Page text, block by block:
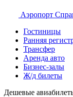
Аэропорт
Гостиницы
Ранняя
Трансфер
Аренда авто
Бизнес-залы
Ж/д билеты
Дешевые